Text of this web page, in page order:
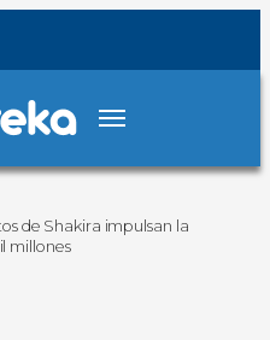
de Shakira impulsan la
millones